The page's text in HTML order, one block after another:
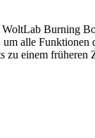
Burning
alle Funktionen
zu einem